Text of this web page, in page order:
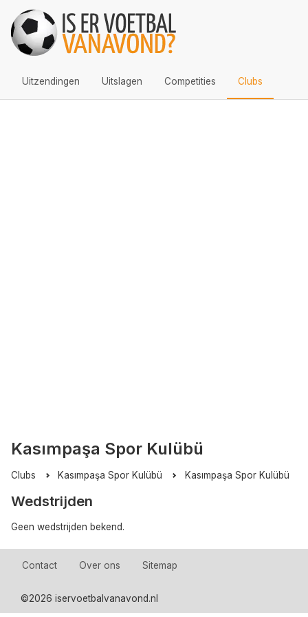
Uitzendingen Uitslagen Competities Clubs
Kasımpaşa Spor Kulübü
Clubs Kasımpaşa Spor Kulübü Kasımpaşa Spor Kulübü
Wedstrijden
Geen wedstrijden bekend.
Contact Over ons Sitemap
©2026 iservoetbalvanavond.nl